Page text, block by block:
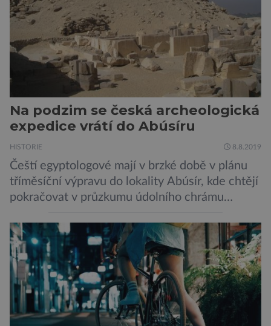
Na podzim se česká archeologická
expedice vrátí do Abúsíru
HISTORIE 8.8.2019
Čeští egyptologové mají v brzké době v plánu
tříměsíční výpravu do lokality Abúsír, kde chtějí
pokračovat v průzkumu údolního chrámu
Ceje. Lucie Jirásková z Českého
egyptologického ústavu FF UK řekla, že je
v plánu také zpracování vykopaných předmětů.
„V průběhu výzkumů není moc času na
zpracování nálezů. Necháváme si na to tedy
měsíc, kdy […]